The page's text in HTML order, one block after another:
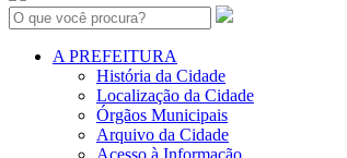
Search:
A PREFEITURA
História da Cidade
Localização da Cidade
Órgãos Municipais
Arquivo da Cidade